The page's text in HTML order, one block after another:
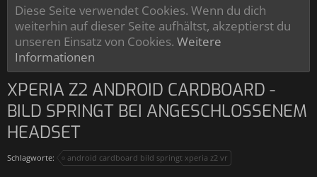
Diese Seite verwendet Cookies. Wenn du dich
weiterhin auf dieser Seite aufhältst, akzeptierst du
unseren Einsatz von Cookies. Weitere
Informationen
XPERIA Z2 ANDROID CARDBOARD -
BILD SPRINGT BEI ANGESCHLOSSENEM
HEADSET
Schlagworte: android cardboard bild springt xperia z2 vr